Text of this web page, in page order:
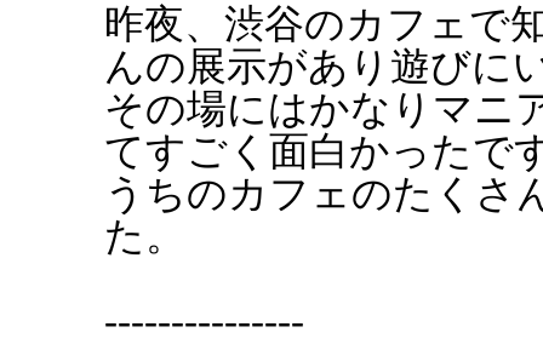
昨夜、渋谷のカフェで
んの展示があり遊びに
その場にはかなりマニ
てすごく面白かったで
うちのカフェのたくさ
た。
---------------